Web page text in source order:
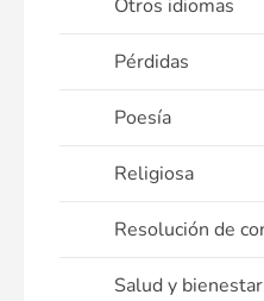
Otros idiomas
Pérdidas
Poesía
Religiosa
Resolución de
Salud y bienestar